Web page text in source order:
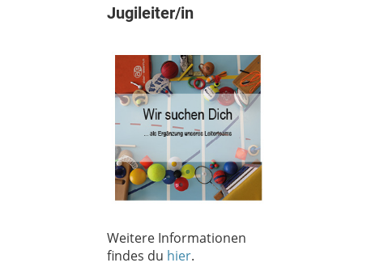
Jugileiter/in
Weitere Informationen
findes du hier.